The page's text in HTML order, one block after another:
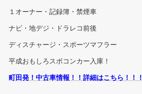
１オーナー・記録簿・禁煙車
ナビ・地デジ・ドラレコ前後
ディスチャージ・スポーツマフラー
平成おもしろスポコンカー入庫！
町田発！中古車情報！！詳細はこちら！！！